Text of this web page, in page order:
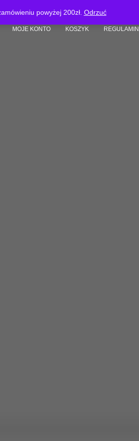
powyżej 200zł. Odrzuć
MOJE KONTO KOSZYK REGULAMIN